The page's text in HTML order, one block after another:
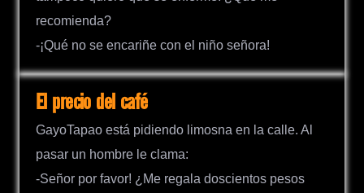
recomienda?
-¡Qué no se encariñe con el niño señora!
El precio del café
GayoTapao está pidiendo limosna en la calle. Al
pasar un hombre le clama:
-Señor por favor! ¿Me regala doscientos pesos